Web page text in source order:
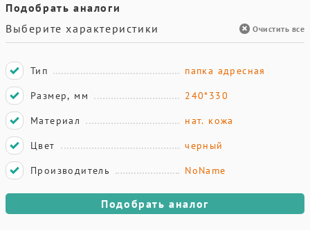
Подобрать аналоги
Выберите характеристики
Очистить все
Тип
папка адресная
Размер, мм
240*330
Материал
нат. кожа
Цвет
черный
Производитель
NoName
Подобрать аналог